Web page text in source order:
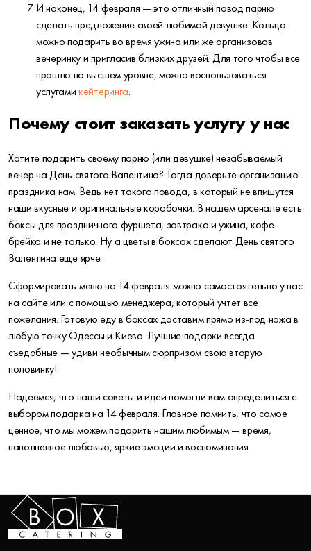
И наконец, 14 февраля — это отличный повод парню
сделать предложение своей любимой девушке. Кольцо
можно подарить во время ужина или же организовав
вечеринку и пригласив близких друзей. Для того чтобы все
прошло на высшем уровне, можно воспользоваться
услугамикейтеринга.
Почему стоит заказать услугу у нас
Хотите подарить своему парню (или девушке) незабываемый
вечер на День святого Валентина? Тогда доверьте организацию
праздника нам. Ведь нет такого повода, в который не впишутся
наши вкусные и оригинальные коробочки. В нашем арсенале есть
боксы для праздничного фуршета, завтрака и ужина, кофе-
брейка и не только. Ну а цветы в боксах сделают День святого
Валентина еще ярче.
Сформировать меню на 14 февраля можно самостоятельно у нас
на сайте или с помощью менеджера, который учтет все
пожелания. Готовую еду в боксах доставим прямо из-под ножа в
любую точку Одессы и Киева. Лучшие подарки всегда
съедобные — удиви необычным сюрпризом свою вторую
половинку!
Надеемся, что наши советы и идеи помогли вам определиться с
выбором подарка на 14 февраля. Главное помнить, что самое
ценное, что мы можем подарить нашим любимым — время,
наполненное любовью, яркие эмоции и воспоминания.